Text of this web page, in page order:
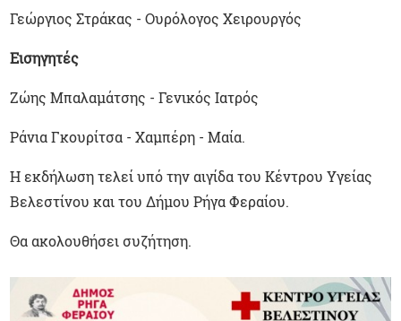
Γεώργιος Στράκας - Ουρόλογος Χειρουργός
Εισηγητές
Ζώης Μπαλαμάτσης - Γενικός Ιατρός
Ράνια Γκουρίτσα - Χαμπέρη - Μαία.
Η εκδήλωση τελεί υπό την αιγίδα του Κέντρου Υγείας
Βελεστίνου και του Δήμου Ρήγα Φεραίου.
Θα ακολουθήσει συζήτηση.